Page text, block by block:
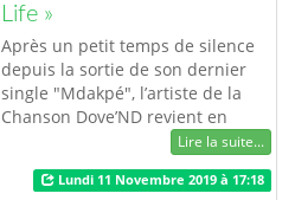
Life »
Après un petit temps de silence
depuis la sortie de son dernier
single "Mdakpé", l’artiste de la
Chanson Dove’ND revient en
force devant la scène musicale
chef d’œuvre sorti le jeudi 7
Lire la suite...
Lundi 11 Novembre 2019 à 17:18